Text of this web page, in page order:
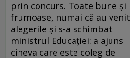
prin concurs. Toate bune și
frumoase, numai că au venit
alegerile și s-a schimbat
ministrul Educației: a ajuns
cineva care este coleg de